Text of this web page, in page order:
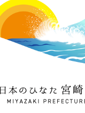
日本のひなた 宮崎県
MIYAZAKI PREFECTURE